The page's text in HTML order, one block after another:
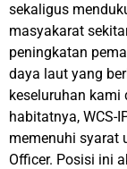
sekaligus
masyakarat
peningkatan
daya laut yang
keseluruhan
habitatnya, WCS-
memenuhi syarat
Officer. Posisi ini